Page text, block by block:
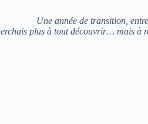
Une année de transition,
plus à tout découvrir… mais à